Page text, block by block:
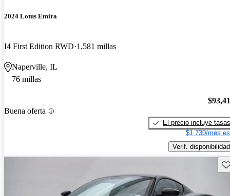
2024 Lotus Emira
I4 First Edition RWD 1,581 millas
Naperville, IL
76 millas
Buena oferta
El precio incluye tasas
$1,730/mes
Verif. disponibilidad